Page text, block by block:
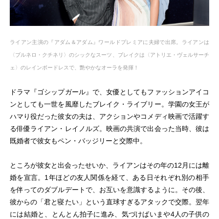
ライアン主演の『アダム＆アダム』ワールドプレミアに夫婦で出席。ライアンは
〈ブルネロ・クチネリ〉のシックなスーツ、ブレイクは〈アトリエ・ヴェルサーチ
ェ〉のレインボードレスで、艶やかなオーラを発揮！
ドラマ『ゴシップガール』で、女優としてもファッションアイコ
ンとしても一世を風靡したブレイク・ライブリー。学園の女王が
ハマり役だった彼女の夫は、アクションやコメディ映画で活躍す
る俳優ライアン・レイノルズ。映画の共演で出会った当時、彼は
既婚者で彼女もペン・バッジリーと交際中。
ところが彼女と出会ったせいか、ライアンはその年の12月には離
婚を宣言。1年ほどの友人関係を経て、ある日それぞれ別の相手
を伴ってのダブルデートで、お互いを意識するように。その後、
彼からの「君と寝たい」という直球すぎるアタックで交際。翌年
には結婚と、とんとん拍子に進み、気づけばいまや4人の子供の